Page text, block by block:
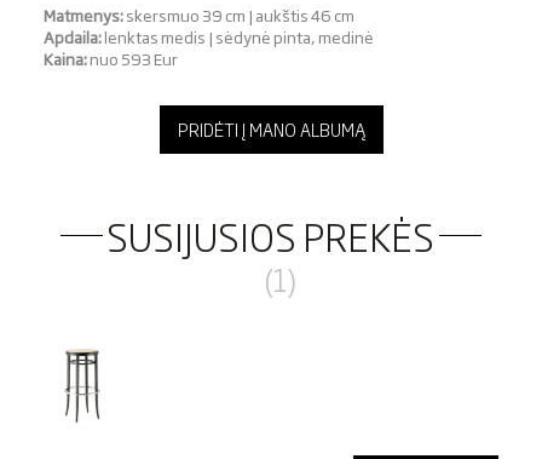
Matmenys:skersmuo 39 cm | aukštis 46 cm
Apdaila:lenktas medis | sėdynė pinta, medinė
Kaina:nuo 593 Eur
PRIDĖTI Į MANO ALBUMĄ
SUSIJUSIOS PREKĖS
(1)